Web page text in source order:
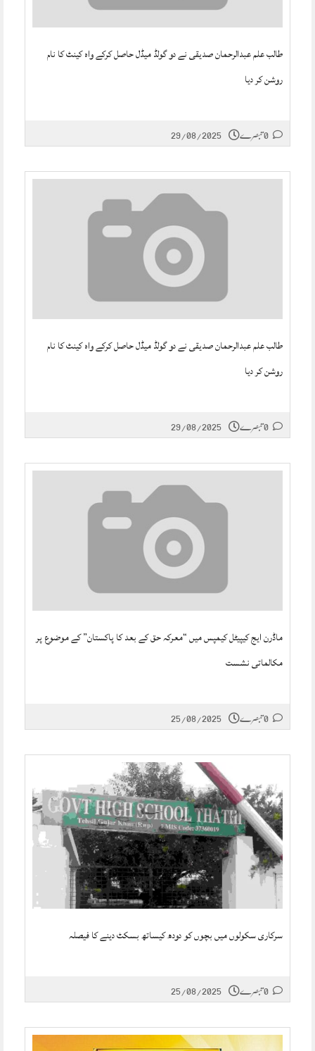
طالب علم عبدالرحمان صدیقی نے دو گولڈ میڈل حاصل کرکے واہ کینٹ کا نام
روشن کر دیا
29/08/2025
طالب علم عبدالرحمان صدیقی نے دو گولڈ میڈل حاصل کرکے واہ کینٹ کا نام
روشن کر دیا
29/08/2025
ماڈرن ایج کیپیٹل کیمپس میں “معرکہ حق کے بعد کا پاکستان” کے موضوع پر
مکالماتی نشست
25/08/2025
سرکاری سکولوں میں بچوں کو دودھ کیساتھ بسکٹ دینے کا فیصلہ
25/08/2025